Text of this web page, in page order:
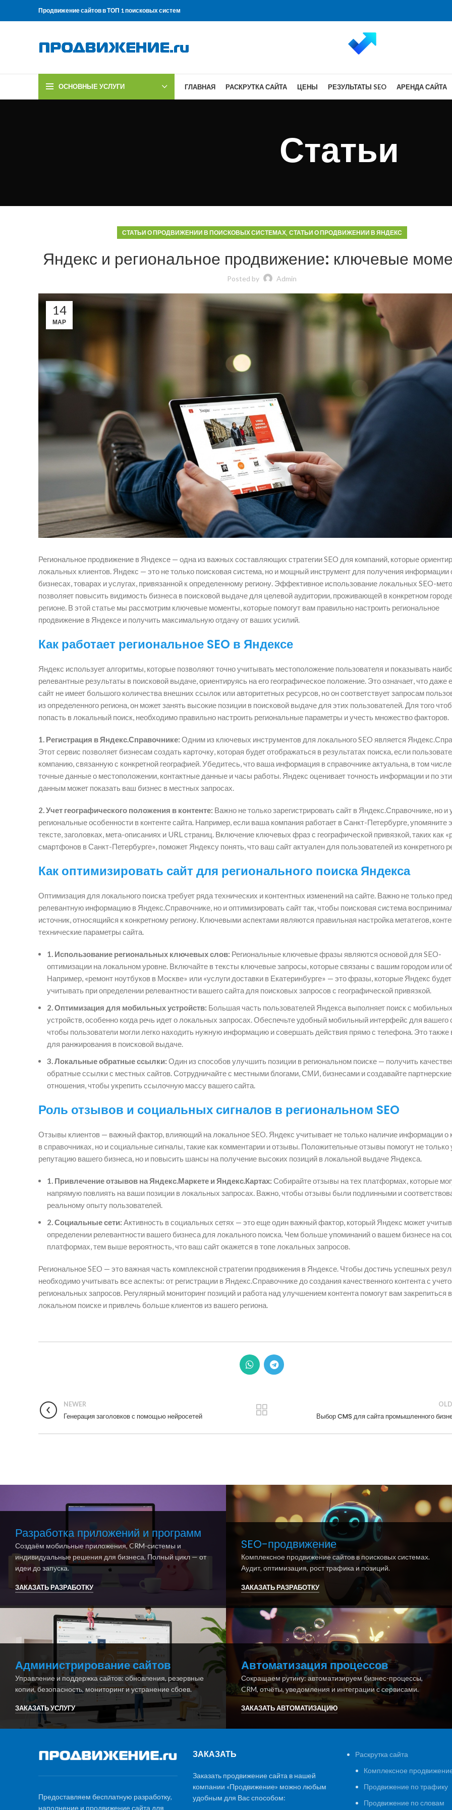
Продвижение сайтов в ТОП 1 поисковых систем
ОСНОВНЫЕ УСЛУГИ ГЛАВНАЯ РАСКРУТКА САЙТА ЦЕНЫ РЕЗУЛЬТАТЫ SEO АРЕНДА САЙТА
Статьи
СТАТЬИ О ПРОДВИЖЕНИИ В ПОИСКОВЫХ СИСТЕМАХ, СТАТЬИ О ПРОДВИЖЕНИИ В ЯНДЕКС
Яндекс и региональное продвижение: ключевые
Posted by Admin
14
МАР
Региональное продвижение в Яндексе — одна из важных составляющих стратегии SEO для компаний, которые
локальных клиентов. Яндекс — это не только поисковая система, но и мощный инструмент для получения информации
бизнесах, товарах и услугах, привязанной к определенному региону. Эффективное использование локальных SEO-
позволяет повысить видимость бизнеса в поисковой выдаче для целевой аудитории, проживающей в конкретном
регионе. В этой статье мы рассмотрим ключевые моменты, которые помогут вам правильно настроить региональное
продвижение в Яндексе и получить максимальную отдачу от ваших усилий.
Как работает региональное SEO в Яндексе
Яндекс использует алгоритмы, которые позволяют точно учитывать местоположение пользователя и показывать
релевантные результаты в поисковой выдаче, ориентируясь на его географическое положение. Это означает, что даже
сайт не имеет большого количества внешних ссылок или авторитетных ресурсов, но он соответствует запросам
из определенного региона, он может занять высокие позиции в поисковой выдаче для этих пользователей. Для того
попасть в локальный поиск, необходимо правильно настроить региональные параметры и учесть множество факторов.
1. Регистрация в Яндекс.Справочнике: Одним из ключевых инструментов для локального SEO является
Этот сервис позволяет бизнесам создать карточку, которая будет отображаться в результатах поиска, если
компанию, связанную с конкретной географией. Убедитесь, что ваша информация в справочнике актуальна, в том
точные данные о местоположении, контактные данные и часы работы. Яндекс оценивает точность информации и по
данным может показать ваш бизнес в местных запросах.
2. Учет географического положения в контенте: Важно не только зарегистрировать сайт в Яндекс.Справочнике, но и
региональные особенности в контенте сайта. Например, если ваша компания работает в Санкт-Петербурге, упомяните
тексте, заголовках, мета-описаниях и URL страниц. Включение ключевых фраз с географической привязкой, таких как
смартфонов в Санкт-Петербурге», поможет Яндексу понять, что ваш сайт актуален для пользователей из конкретного
Как оптимизировать сайт для регионального поиска Яндекса
Оптимизация для локального поиска требует ряда технических и контентных изменений на сайте. Важно не только
релевантную информацию в Яндекс.Справочнике, но и оптимизировать сайт так, чтобы поисковая система
источник, относящийся к конкретному региону. Ключевыми аспектами являются правильная настройка метатегов,
технические параметры сайта.
1. Использование региональных ключевых слов: Региональные ключевые фразы являются основой для SEO-
оптимизации на локальном уровне. Включайте в тексты ключевые запросы, которые связаны с вашим городом или
Например, «ремонт ноутбуков в Москве» или «услуги доставки в Екатеринбурге» — это фразы, которые Яндекс будет
учитывать при определении релевантности вашего сайта для поисковых запросов с географической привязкой.
2. Оптимизация для мобильных устройств: Большая часть пользователей Яндекса выполняет поиск с мобильных
устройств, особенно когда речь идет о локальных запросах. Обеспечьте удобный мобильный интерфейс для вашего
чтобы пользователи могли легко находить нужную информацию и совершать действия прямо с телефона. Это также
для ранжирования в поисковой выдаче.
3. Локальные обратные ссылки: Один из способов улучшить позиции в региональном поиске — получить
обратные ссылки с местных сайтов. Сотрудничайте с местными блогами, СМИ, бизнесами и создавайте партнерские
отношения, чтобы укрепить ссылочную массу вашего сайта.
Роль отзывов и социальных сигналов в региональном SEO
Отзывы клиентов — важный фактор, влияющий на локальное SEO. Яндекс учитывает не только наличие информации о
в справочниках, но и социальные сигналы, такие как комментарии и отзывы. Положительные отзывы помогут не
репутацию вашего бизнеса, но и повысить шансы на получение высоких позиций в локальной выдаче Яндекса.
1. Привлечение отзывов на Яндекс.Маркете и Яндекс.Картах: Собирайте отзывы на тех платформах, которые
напрямую повлиять на ваши позиции в локальных запросах. Важно, чтобы отзывы были подлинными и
реальному опыту пользователей.
2. Социальные сети: Активность в социальных сетях — это еще один важный фактор, который Яндекс может
определении релевантности вашего бизнеса для локального поиска. Чем больше упоминаний о вашем бизнесе на
платформах, тем выше вероятность, что ваш сайт окажется в топе локальных запросов.
Региональное SEO — это важная часть комплексной стратегии продвижения в Яндексе. Чтобы достичь успешных
необходимо учитывать все аспекты: от регистрации в Яндекс.Справочнике до создания качественного контента с
региональных запросов. Регулярный мониторинг позиций и работа над улучшением контента помогут вам закрепиться в
локальном поиске и привлечь больше клиентов из вашего региона.
NEWER
Генерация заголовков с помощью нейросетей Выбор CMS для сайта промышленного
Разработка приложений и программ
Создаём мобильные приложения, CRM-системы и
индивидуальные решения для бизнеса. Полный цикл — от
идеи до запуска.
ЗАКАЗАТЬ РАЗРАБОТКУ
SEO-продвижение
Комплексное продвижение сайтов в поисковых системах.
Аудит, оптимизация, рост трафика и позиций.
ЗАКАЗАТЬ РАЗРАБОТКУ
Администрирование сайтов
Управление и поддержка сайтов: обновления, резервные
копии, безопасность, мониторинг и устранение сбоев.
ЗАКАЗАТЬ УСЛУГУ
Автоматизация процессов
Сокращаем рутину: автоматизируем бизнес-процессы,
CRM, отчёты, уведомления и интеграции с сервисами.
ЗАКАЗАТЬ АВТОМАТИЗАЦИЮ
Предоставляем бесплатную разработку,
наполнение и продвижение сайта для
ЗАКАЗАТЬ
Заказать продвижение сайта в нашей
компании «Продвижение» можно любым
удобным для Вас способом:
Раскрутка сайта
Комплексное
Продвижение по трафику
Продвижение по словам